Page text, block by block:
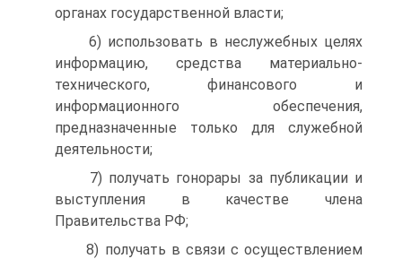
органах государственной власти;
6) использовать в неслужебных целях
информацию, средства материально-
технического, финансового и
информационного обеспечения,
предназначенные только для служебной
деятельности;
7) получать гонорары за публикации и
выступления в качестве члена
Правительства РФ;
8) получать в связи с осуществлением